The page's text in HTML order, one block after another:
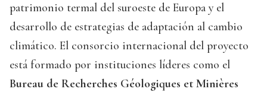
patrimonio termal del suroeste de Europa y el
desarrollo de estrategias de adaptación al cambio
climático. El consorcio internacional del proyecto
está formado por instituciones líderes como el
Bureau de Recherches Géologiques et Minières